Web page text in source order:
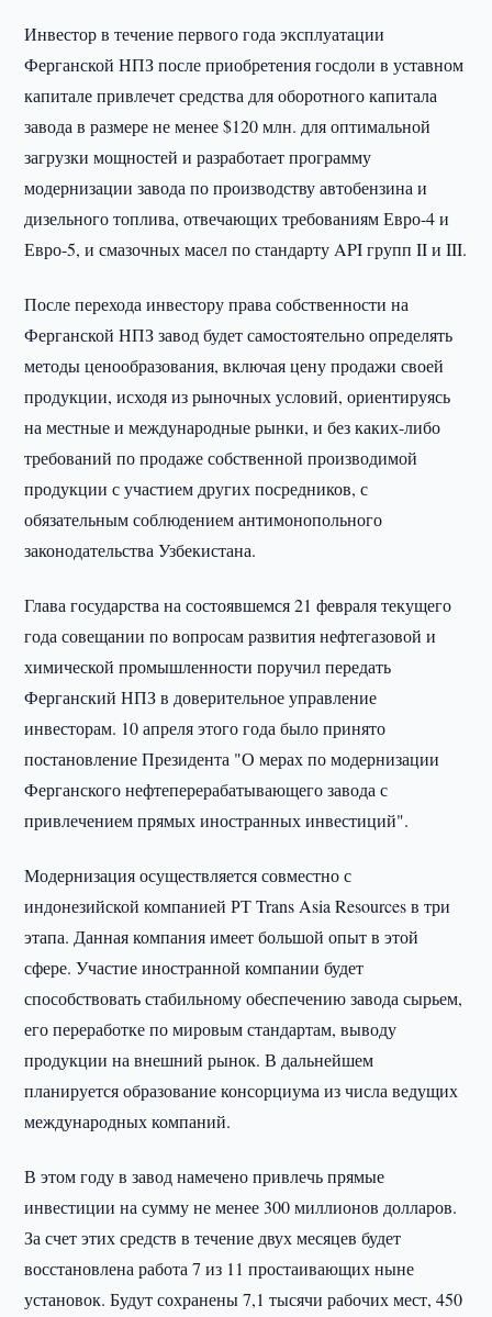
Инвестор в течение первого года эксплуатации
Ферганской НПЗ после приобретения госдоли в уставном
капитале привлечет средства для оборотного капитала
завода в размере не менее $120 млн. для оптимальной
загрузки мощностей и разработает программу
модернизации завода по производству автобензина и
дизельного топлива, отвечающих требованиям Евро-4 и
Евро-5, и смазочных масел по стандарту API групп II и III.
После перехода инвестору права собственности на
Ферганской НПЗ завод будет самостоятельно определять
методы ценообразования, включая цену продажи своей
продукции, исходя из рыночных условий, ориентируясь
на местные и международные рынки, и без каких-либо
требований по продаже собственной производимой
продукции с участием других посредников, с
обязательным соблюдением антимонопольного
законодательства Узбекистана.
Глава государства на состоявшемся 21 февраля текущего
года совещании по вопросам развития нефтегазовой и
химической промышленности поручил передать
Ферганский НПЗ в доверительное управление
инвесторам. 10 апреля этого года было принято
постановление Президента "О мерах по модернизации
Ферганского нефтеперерабатывающего завода с
привлечением прямых иностранных инвестиций".
Модернизация осуществляется совместно с
индонезийской компанией РТ Trans Asia Resources в три
этапа. Данная компания имеет большой опыт в этой
сфере. Участие иностранной компании будет
способствовать стабильному обеспечению завода сырьем,
его переработке по мировым стандартам, выводу
продукции на внешний рынок. В дальнейшем
планируется образование консорциума из числа ведущих
международных компаний.
В этом году в завод намечено привлечь прямые
инвестиции на сумму не менее 300 миллионов долларов.
За счет этих средств в течение двух месяцев будет
восстановлена работа 7 из 11 простаивающих ныне
установок. Будут сохранены 7,1 тысячи рабочих мест, 450